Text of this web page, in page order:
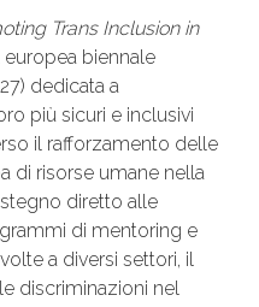
Trans Inclusion in
europea biennale
dedicata a
più sicuri e inclusivi
il rafforzamento delle
di risorse umane nella
diretto alle
di mentoring e
a diversi settori, il
discriminazioni nel